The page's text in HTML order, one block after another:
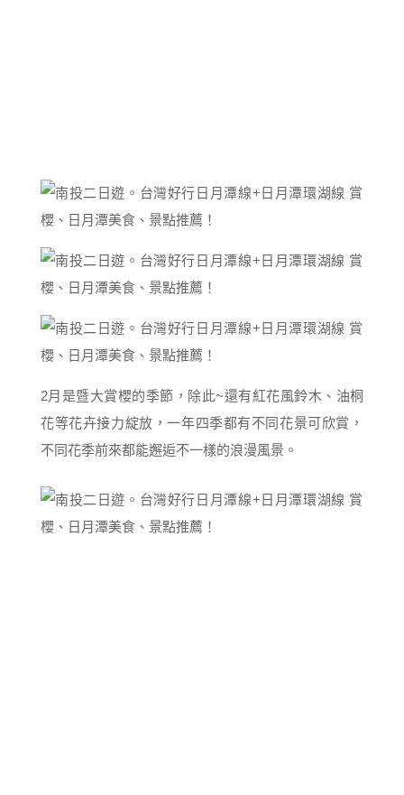
2月是暨大賞櫻的季節，除此~還有紅花風鈴木、油桐
花等花卉接力綻放，一年四季都有不同花景可欣賞，
不同花季前來都能邂逅不一樣的浪漫風景。